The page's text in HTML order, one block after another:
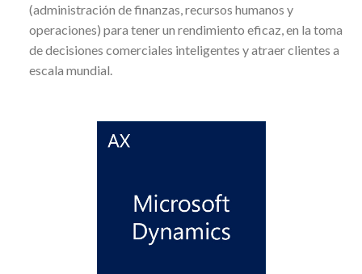
(administración de finanzas, recursos humanos y
operaciones) para tener un rendimiento eficaz, en la toma
de decisiones comerciales inteligentes y atraer clientes a
escala mundial.